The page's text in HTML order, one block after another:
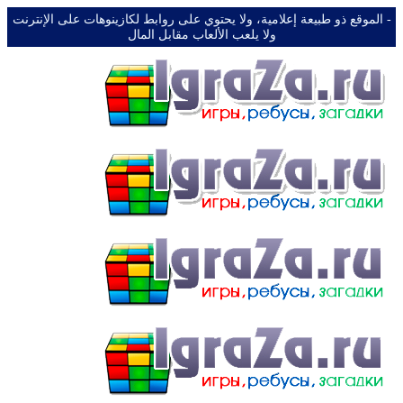
-️ الموقع ذو طبيعة إعلامية، ولا يحتوي على روابط لكازينوهات على الإنترنت
ولا يلعب الألعاب مقابل المال